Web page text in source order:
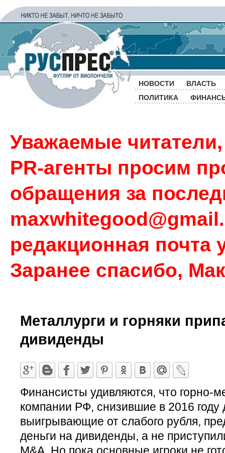
НОВОСТИ
ВЛАСТЬ
ПОЛИТИКА
Уважаемые
PR-агенты просим
обращения за
редакционная почта
Заранее спасибо,
Металлурги и горняки
дивиденды
Финансисты удивляются, что горно-
компании РФ, снизившие в 2016 году
выигрывающие от слабого рубля,
деньги на дивиденды, а не
M&A. Но пока основные игроки не